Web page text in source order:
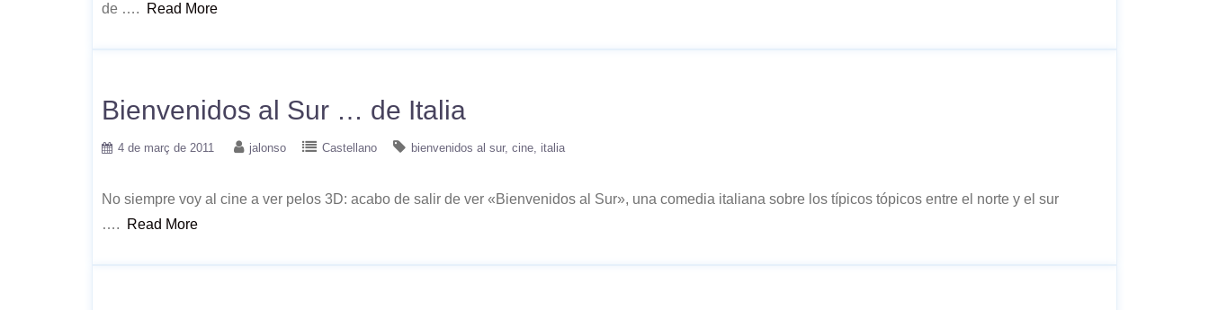
de ….
Read More
Bienvenidos al Sur … de Italia
4 de març de 2011 jalonso Castellano bienvenidos al sur cine italia
No siempre voy al cine a ver pelos 3D: acabo de salir de ver «Bienvenidos al Sur», una comedia italiana sobre los típicos tópicos entre el norte y el sur
….
Read More